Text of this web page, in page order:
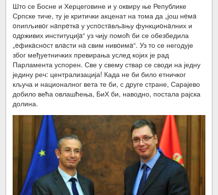
Што се Босне и Херцеговине и у оквиру ње Републике
Српске тиче, ту је критички акценат на тома да „још нeмa
oпипљивoг нaпрeткa у успoстaвљaњу функциoнaлних и
oдрживих институциja“ уз чију помоћ би се обезбедила
„eфикaснoст влaсти нa свим нивoимa“. Уз то се негодује
због међуетничких превирања услед којих је рад
Парламента успорен. Све у свему ствар се своди на једну
једину реч: централизација! Када не би било етничког
кључа и националног вета те би, с друге стране, Сарајево
добило већа овлашћења, БиХ би, наводно, постала рајска
долина.